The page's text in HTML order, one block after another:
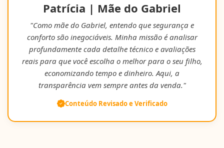
Patrícia | Mãe do Gabriel
"Como mãe do Gabriel, entendo que segurança e
conforto são inegociáveis. Minha missão é analisar
profundamente cada detalhe técnico e avaliações
reais para que você escolha o melhor para o seu filho,
economizando tempo e dinheiro. Aqui, a
transparência vem sempre antes da venda."
Conteúdo Revisado e Verificado